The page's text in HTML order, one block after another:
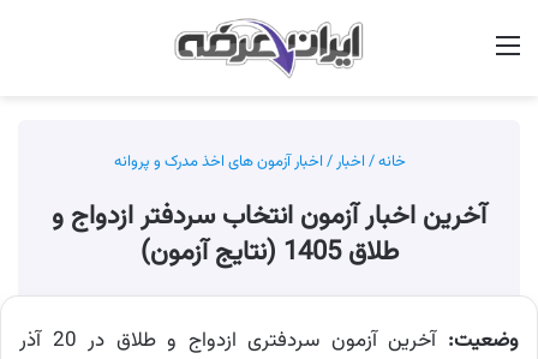
خانه/ اخبار/ اخبار آزمون های اخذ مدرک و پروانه
آخرین اخبار آزمون انتخاب سردفتر ازدواج و
طلاق 1405 (نتایج آزمون)
وضعیت:
آخرین آزمون سردفتری ازدواج و طلاق در 20 آذر